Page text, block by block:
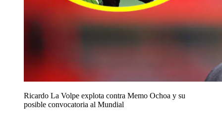
Ricardo La Volpe explota contra Memo Ochoa y su
posible convocatoria al Mundial